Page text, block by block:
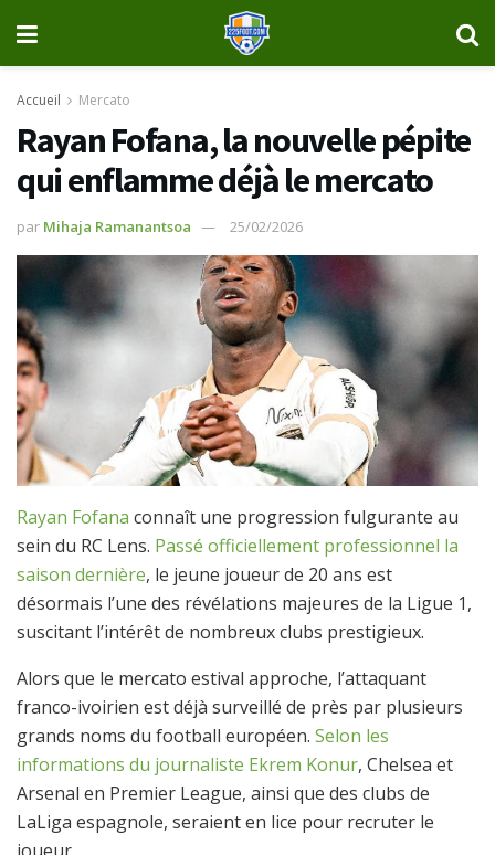
Accueil Mercato
Rayan Fofana, la nouvelle pépite
qui enflamme déjà le mercato
par Mihaja Ramanantsoa 25/02/2026
Rayan Fofana connaît une progression fulgurante au
sein du RC Lens. Passé officiellement professionnel la
saison dernière, le jeune joueur de 20 ans est
désormais l’une des révélations majeures de la Ligue 1,
suscitant l’intérêt de nombreux clubs prestigieux.
Alors que le mercato estival approche, l’attaquant
franco-ivoirien est déjà surveillé de près par plusieurs
grands noms du football européen. Selon les
informations du journaliste Ekrem Konur, Chelsea et
Arsenal en Premier League, ainsi que des clubs de
LaLiga espagnole, seraient en lice pour recruter le